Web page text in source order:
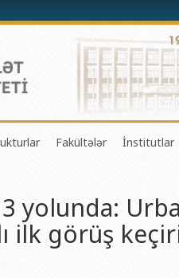
planı
2020)
Elmi fəaliyyətin təşkili və
Informasiya Texnologiyaları
Fakültələr
Tətbiqi riyaziyyat
Fizika fakültəsi
İnstitutlar
yolunda:
ilk görüş